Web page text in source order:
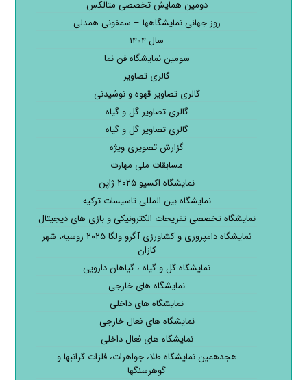
دومین همایش تخصصی متالکس
روز جهانی نمایشگاهها – سمفونی همدلی
سال ۱۴۰۴
سومین نمایشگاه فن نما
گالری تصاویر
گالری تصاویر قهوه و نوشیدنی
گالری تصاویر گل و گیاه
گالری تصاویر گل و گیاه
گزارش تصویری ویژه
مسابقات ملی مهارت
نمایشگاه اکسپو ۲۰۲۵ ژاپن
نمایشگاه بین المللی تاسیسات ترکیه
نمایشگاه تخصصی تفریحات الکترونیکی و بازی های دیجیتال
نمایشگاه دامپروری و کشاورزی آگرو ولگا ۲۰۲۵ روسیه، شهر
کازان
نمایشگاه گل و گیاه ، گیاهان دارویی
نمایشگاه های خارجی
نمایشگاه های داخلی
نمایشگاه های فعال خارجی
نمایشگاه های فعال داخلی
هجدهمین نمایشگاه طلا، جواهرات، فلزات گرانبها و
گوهرسنگها